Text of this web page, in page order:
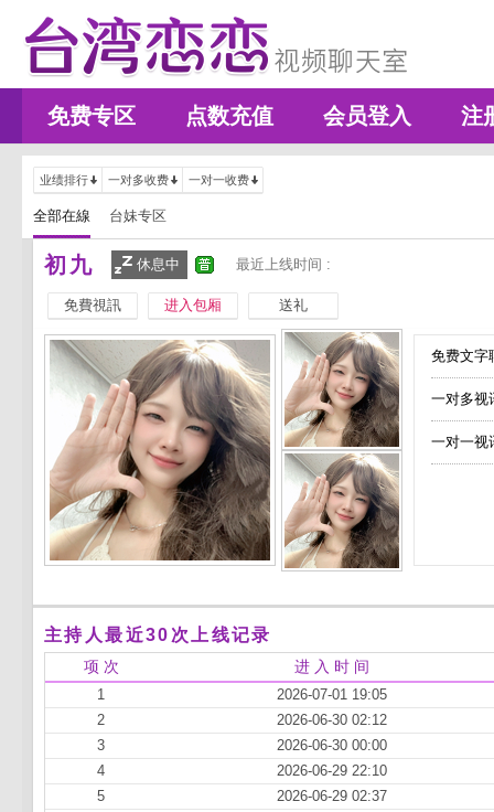
免费专区 点数充值 会员登入 注
业绩排行 一对多收费 一对一收费
全部在線 台妹专区
初九 休息中 最近上线时间 :
免費視訊 进入包厢 送礼
免费文
一对多
一对一
主持人最近30次上线记录
项 次 进 入 时 间
1
2026-07-01 19:05
2
2026-06-30 02:12
3
2026-06-30 00:00
4
2026-06-29 22:10
5
2026-06-29 02:37